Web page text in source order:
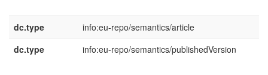
dc.type
info:eu-repo/semantics/article
dc.type
info:eu-repo/semantics/publishedVersion